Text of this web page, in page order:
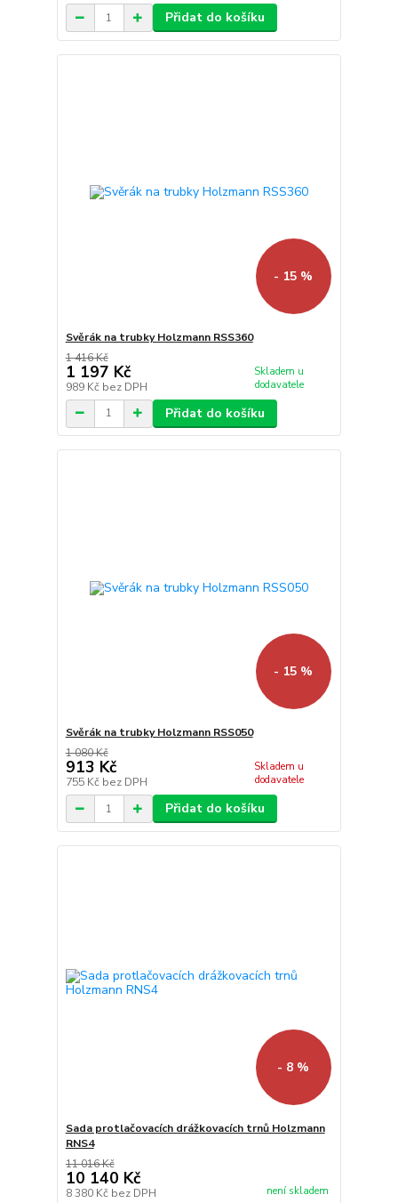
Přidat do košíku
- 15 %
Svěrák na trubky Holzmann RSS360
1 416 Kč
1 197 Kč
989 Kč bez DPH
Skladem u
dodavatele
Přidat do košíku
- 15 %
Svěrák na trubky Holzmann RSS050
1 080 Kč
913 Kč
755 Kč bez DPH
Skladem u
dodavatele
Přidat do košíku
- 8 %
Sada protlačovacích drážkovacích trnů Holzmann
RNS4
11 016 Kč
10 140 Kč
8 380 Kč bez DPH není skladem